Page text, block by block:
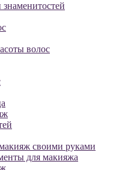
волос
своими руками
для макияжа